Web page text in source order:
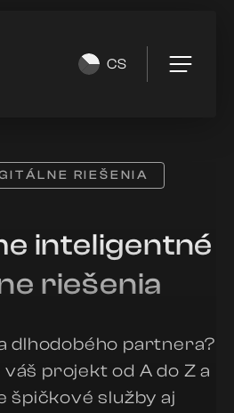
CS
RIEŠENIA
inteligentné
riešenia
dlhodobého partnera?
projekt od A do Z a
špičkové služby aj